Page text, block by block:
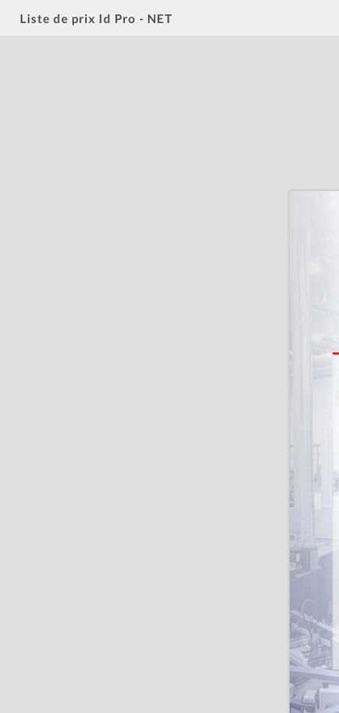
Liste de prix Id Pro - NET